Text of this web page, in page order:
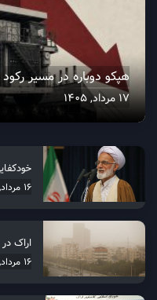
هپکو دوباره در مسیر رکود
17 مرداد, 1405
16 مرداد, 1405
اراک
16 مرداد, 1405